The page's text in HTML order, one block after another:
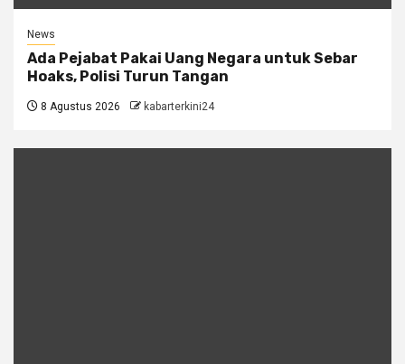
News
Ada Pejabat Pakai Uang Negara untuk Sebar
Hoaks, Polisi Turun Tangan
8 Agustus 2026 kabarterkini24